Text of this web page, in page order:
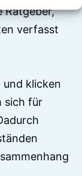
Ratgeber,
verfasst
und klicken
sich für